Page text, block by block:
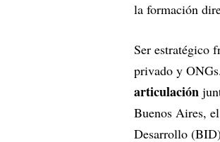
la formación
Ser estratégico
privado y
articulación
Buenos Aires,
Desarrollo